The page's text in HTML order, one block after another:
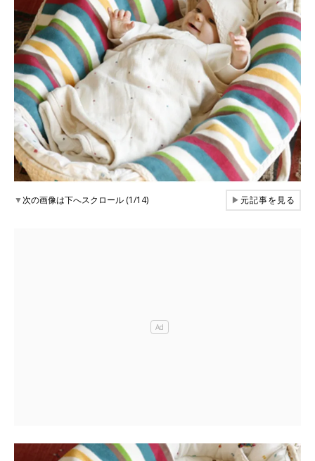
▼次の画像は下へスクロール (1/14) ▶元記事を見る